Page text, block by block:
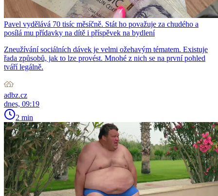
Pavel vydělává 70 tisíc měsíčně. Stát ho považuje za chudého a
posílá mu přídavky na dítě i příspěvek na bydlení
Zneužívání sociálních dávek je velmi ožehavým tématem. Existuje
řada způsobů, jak to lze provést. Mnohé z nich se na první pohled
tváří legálně.
adbz.cz
dnes, 09:19
2 min